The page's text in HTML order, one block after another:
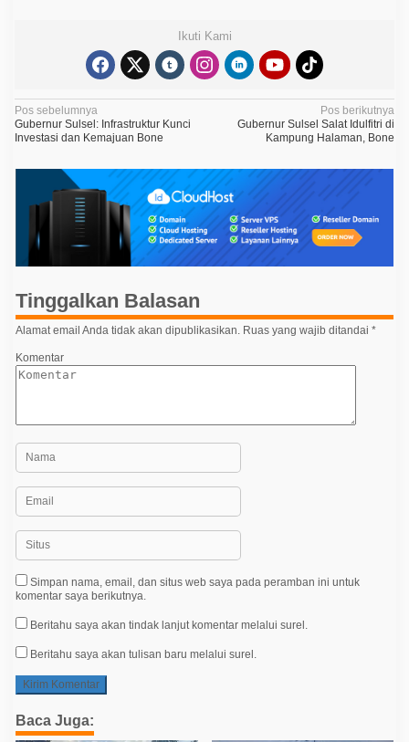
Ikuti Kami
N
a
v
p
o
s
Pos sebelumnya
Gubernur Sulsel: Infrastruktur Kunci
Investasi dan Kemajuan Bone
Pos berikutnya
Gubernur Sulsel Salat Idulfitri di
Kampung Halaman, Bone
Tinggalkan Balasan
Alamat email Anda tidak akan dipublikasikan. Ruas yang wajib ditandai *
Komentar
Simpan nama, email, dan situs web saya pada peramban ini untuk
komentar saya berikutnya.
Beritahu saya akan tindak lanjut komentar melalui surel.
Beritahu saya akan tulisan baru melalui surel.
Baca Juga: